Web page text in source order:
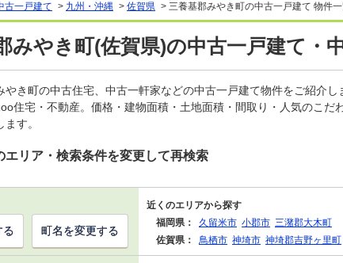
古一戸建て > 九州・沖縄 > 佐賀県 > 三養基郡みやき町の中古一戸建て 物件
みやき町(佐賀県)の中古一戸建て・
やき町の中古住宅、中古一軒家などの中古一戸建て物件をご紹介
住宅・不動産。価格・建物面積・土地面積・間取り・人気のこ
す。
エリア・検索条件を変更して再検索
近くのエリアから探す
福岡県：
久留米市 小郡市 三潴郡大木町
佐賀県：
鳥栖市 神埼市 神埼郡吉野ヶ里町
る 町名を変更する